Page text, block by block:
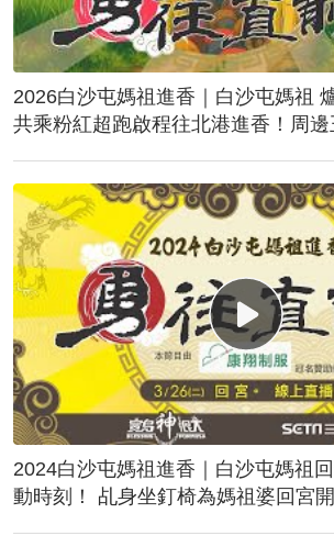
2026白沙屯媽祖進香｜白沙屯媽祖
共乘粉紅超跑啟程往北港進香！周
2024白沙屯媽祖進香｜白沙屯媽祖
動時刻！ 乩身坐釘椅為媽祖婆回宮